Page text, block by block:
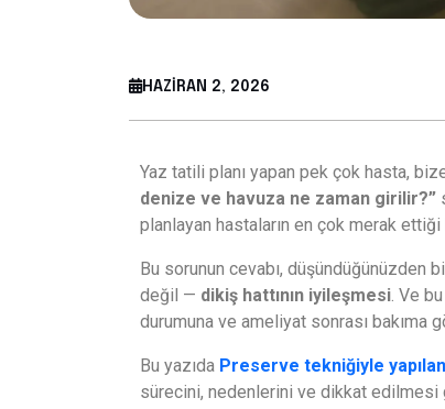
HAZIRAN 2, 2026
Yaz tatili planı yapan pek çok hasta,
denize ve havuza ne zaman girilir?”
planlayan hastaların en çok merak ettiği
Bu sorunun cevabı, düşündüğünüzden
değil — dikiş hattının iyileşmesi. Ve
durumuna ve ameliyat sonrası bakıma
Bu yazıda Preserve tekniğiyle
sürecini, nedenlerini ve dikkat edilmesi